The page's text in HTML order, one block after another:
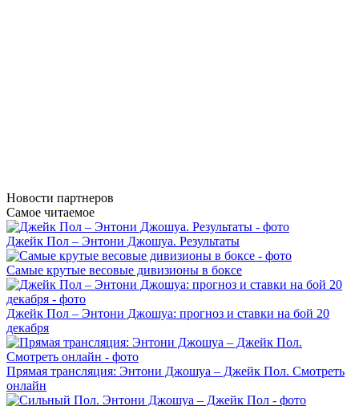
Новости партнеров
Самое читаемое
Джейк Пол – Энтони Джошуа. Результаты
Самые крутые весовые дивизионы в боксе
Джейк Пол – Энтони Джошуа: прогноз и ставки на бой 20
декабря
Прямая трансляция: Энтони Джошуа – Джейк Пол. Смотреть
онлайн